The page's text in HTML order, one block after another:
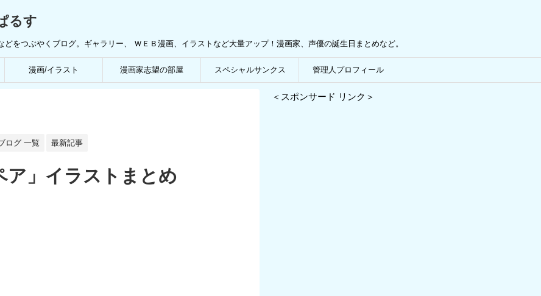
るす
どをつぶやくブログ。ギャラリー、 ＷＥＢ漫画、イラストなど大量アップ！漫画家、声優の誕生日まとめなど。
漫画/イラスト 漫画家志望の部屋 スペシャルサンクス 管理人プロフィール
ログ 一覧 最新記事
ア」イラストまとめ
＜スポンサード リンク＞